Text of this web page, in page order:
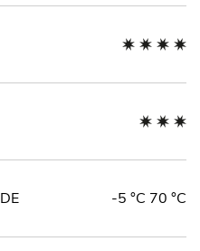
-5 °C 70 °C